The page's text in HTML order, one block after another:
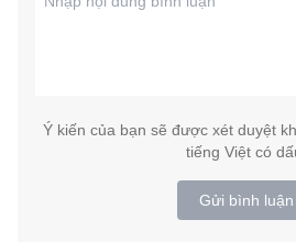
Ý kiến của bạn sẽ được xét duyệt
tiếng Việt có
Gửi bình luận